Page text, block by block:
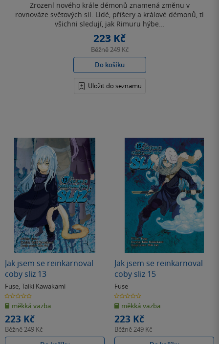
Zrození nového krále démonů znamená změnu v
rovnováze světových sil. Lidé, příšery a králové démonů, ti
všichni sledují, jak Rimuru hýbe...
223 Kč
Běžně249 Kč
Do košíku
Uložit do seznamu
Jak jsem se reinkarnoval
coby sliz 13
Fuse, Taiki Kawakami
0.0
z
5
hvězdiček
měkká vazba
223 Kč
Běžně249 Kč
Jak jsem se reinkarnoval
coby sliz 15
Fuse
0.0
z
5
hvězdiček
měkká vazba
223 Kč
Běžně249 Kč